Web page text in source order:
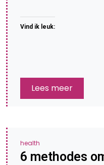
Vind ik leuk:
Lees meer
health
6 methodes